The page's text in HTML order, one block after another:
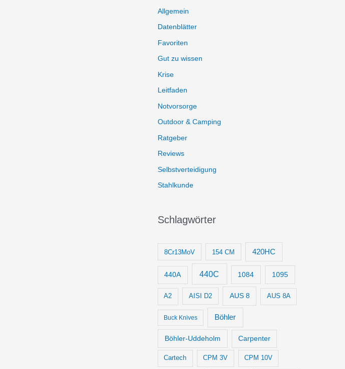
Allgemein
Datenblätter
Favoriten
Gut zu wissen
Krise
Leitfaden
Notvorsorge
Outdoor & Camping
Ratgeber
Reviews
Selbstverteidigung
Stahlkunde
Schlagwörter
8Cr13MoV 154 CM 420HC
440A 440C 1084 1095
A2 AISI D2 AUS 8 AUS 8A
Buck Knives Böhler
Böhler-Uddeholm Carpenter
Cartech CPM 3V CPM 10V